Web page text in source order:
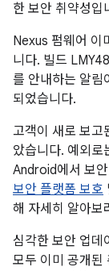
한 보안 취약성입
Nexus 펌웨어 이
니다. 빌드
를 안내하는 알림
되었습니다.
고객이 새로 보고
았습니다. 예외
Android에서 보
보안 플랫폼 보호
해 자세히 알아보
심각한 보안 업
모두 이미 공개된